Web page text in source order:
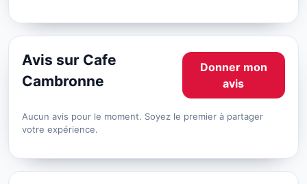
Avis sur Cafe
Cambronne
Donner mon
avis
Aucun avis pour le moment. Soyez le premier à partager
votre expérience.